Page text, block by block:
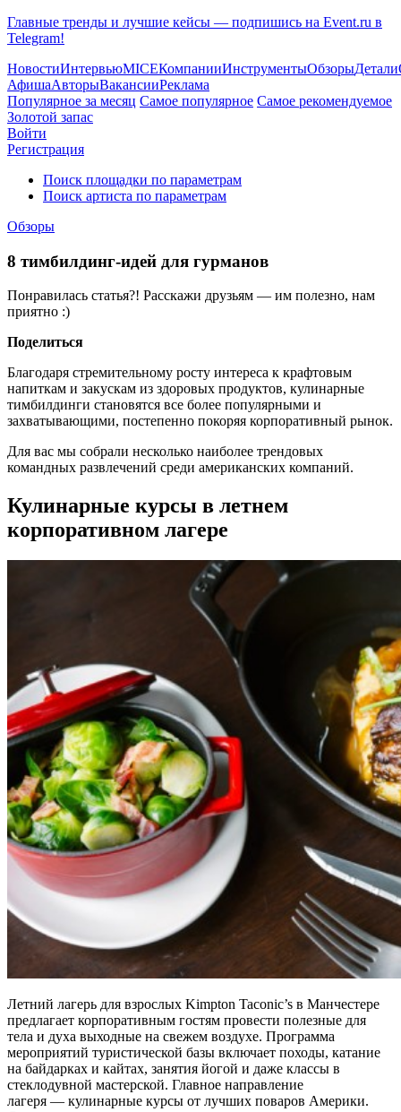
Главные тренды и лучшие кейсы — подпишись на Event.ru в
Telegram!
НовостиИнтервьюMICEКомпанииИнструментыОбзорыДетали
АфишаАвторыВакансииРеклама
Популярное за месяц Самое популярное Самое рекомендуемое
Золотой запас
Войти
Регистрация
Поиск площадки по параметрам
Поиск артиста по параметрам
Обзоры
8 тимбилдинг-идей для гурманов
Понравилась статья?! Расскажи друзьям — им полезно, нам
приятно :)
Поделиться
Благодаря стремительному росту интереса к крафтовым
напиткам и закускам из здоровых продуктов, кулинарные
тимбилдинги становятся все более популярными и
захватывающими, постепенно покоряя корпоративный рынок.
Для вас мы собрали несколько наиболее трендовых
командных развлечений среди американских компаний.
Кулинарные курсы в летнем
корпоративном лагере
Летний лагерь для взрослых Kimpton Taconic’s в Манчестере
предлагает корпоративным гостям провести полезные для
тела и духа выходные на свежем воздухе. Программа
мероприятий туристической базы включает походы, катание
на байдарках и кайтах, занятия йогой и даже классы в
стеклодувной мастерской. Главное направление
лагеря — кулинарные курсы от лучших поваров Америки.